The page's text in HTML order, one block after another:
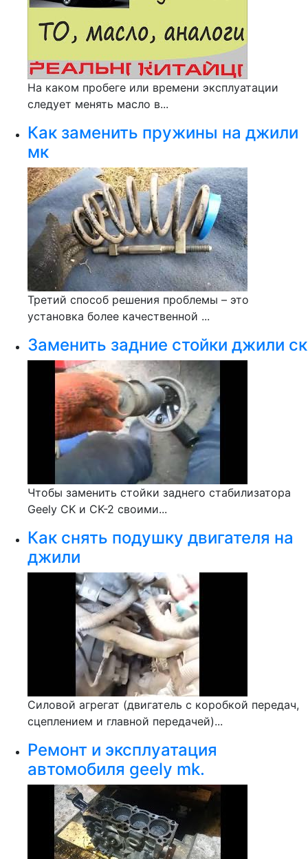
На каком пробеге или времени эксплуатации
следует менять масло в...
Как заменить пружины на джили
мк
Третий способ решения проблемы – это
установка более качественной ...
Заменить задние стойки джили ск
Чтобы заменить стойки заднего стабилизатора
Geely CK и CK-2 своими...
Как снять подушку двигателя на
джили
Силовой агрегат (двигатель с коробкой передач,
сцеплением и главной передачей)...
Ремонт и эксплуатация
автомобиля geely mk.